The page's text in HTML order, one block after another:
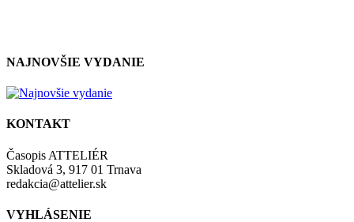
NAJNOVŠIE VYDANIE
KONTAKT
Časopis ATTELIÉR
Skladová 3, 917 01 Trnava
redakcia@attelier.sk
VYHLÁSENIE